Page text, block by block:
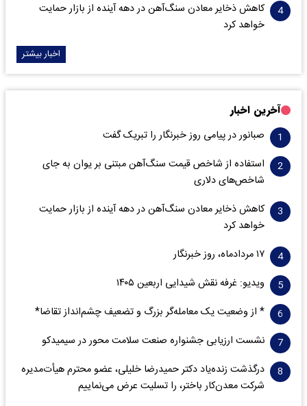
کاهش ذخایر معادن سنگ‌آهن در دهه آینده از بازار حمایت
خواهد کرد
اخبار بیشتر
آخرین اخبار
صبانور در پیامی روز خبرنگار را تبریک گفت
استفاده از شاخص قیمت سنگ‌آهن مبتنی بر یوان به جای
شاخص‌های دلاری
کاهش ذخایر معادن سنگ‌آهن در دهه آینده از بازار حمایت
خواهد کرد
۱۷ مردادماه، روز خبرنگار
ویدیو: غرفه نقش شیدایی اربعین ۱۴۰۵
* از وضعیت یک معامله‌گر بزرگ و تضعیف چشم‌انداز تقاضا*
نشست ارزیابی جشنواره صنعت سلامت‌ محور در سیمیدکو
درگذشت زنده‌یاد دکتر حمیدرضا خلیلی، عضو محترم هیأت‌مدیره
شرکت معدن‌کار باختر، را تسلیت عرض می‌نماییم